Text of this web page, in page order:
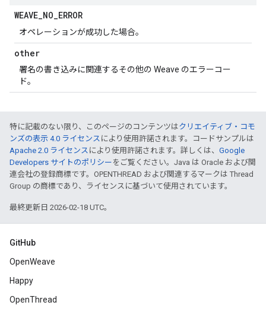
WEAVE_NO_ERROR
オペレーションが成功した場合。
other
署名の書き込みに関連するその他の Weave のエラーコー
ド。
特に記載のない限り、このページのコンテンツはクリエイティブ・コモ
ンズの表示 4.0 ライセンス により使用許諾されます。コードサンプルは
Apache 2.0 ライセンス により使用許諾されます。詳しくは、 Google
Developers サイトのポリシー をご覧ください。Java は Oracle および関
連会社の登録商標です。OPENTHREAD および関連するマークは Thread
Group の商標であり、ライセンスに基づいて使用されています。
最終更新日 2026-02-18 UTC。
GitHub
OpenWeave
Happy
OpenThread